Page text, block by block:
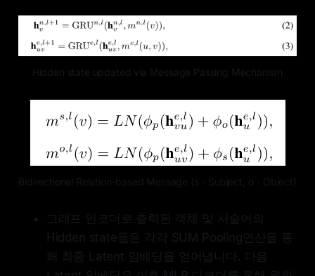
Hidden state updated via Message Passing Mechanism
Bidirectional Relation-based Message (s - Subject, o - Object)
그래프 인코더로 출력된 객체 및 서술어의
Hidden state들은 각각 SUM Pooling연산을 통
해 최종 Latent 임베딩을 얻어냅니다. 다음